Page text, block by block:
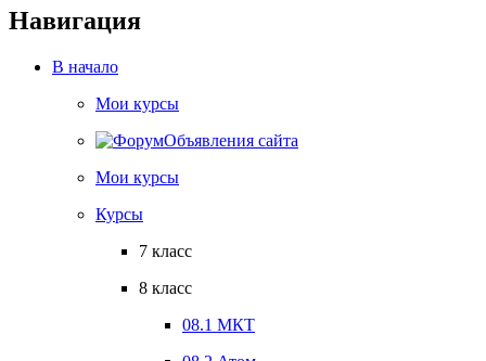
Навигация
В начало
Мои курсы
Объявления сайта
Мои курсы
Курсы
7 класс
8 класс
08.1 МКТ